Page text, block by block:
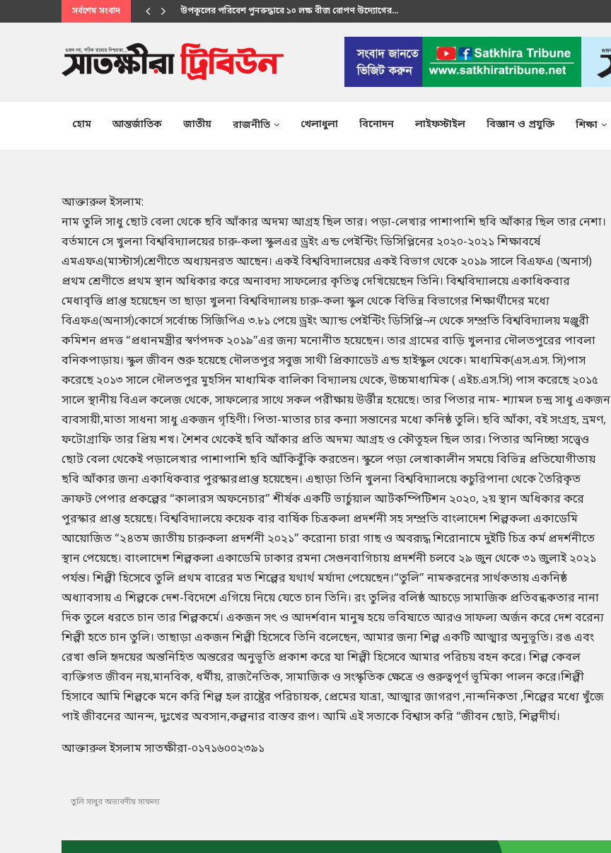
সর্বশেষ সংবাদ মানবিক সেবায় উপকূলবাসীর আস্থার প্রতীক এস এম শাকির...
হোম আন্তর্জাতিক জাতীয় রাজনীতি খেলাধুলা বিনোদন লাইফস্টাইল বিজ্ঞান ও প্রযুক্তি শিক্ষা
আক্তারুল ইসলাম:
নাম তুলি সাধু ছোট বেলা থেকে ছবি আঁকার অদম্য আগ্রহ ছিল তার। পড়া-লেখার পাশাপাশি ছবি আঁকার ছিল তার নেশা।
বর্তমানে সে খুলনা বিশ্ববিদ্যালয়ের চারু-কলা স্কুলএর ড্রইং এন্ড পেইন্টিং ডিসিপ্লিনের ২০২০-২০২১ শিক্ষাবর্ষে
এমএফএ(মাস্টার্স)শ্রেণীতে অধ্যয়নরত আছেন। একই বিশ্ববিদ্যালয়ের একই বিভাগ থেকে ২০১৯ সালে বিএফএ (অনার্স)
প্রথম শ্রেণীতে প্রথম স্থান অধিকার করে অনাবদ্য সাফল্যের কৃতিত্ব দেখিয়েছেন তিনি। বিশ্ববিদ্যালয়ে একাধিকবার
মেধাবৃত্তি প্রাপ্ত হয়েছেন তা ছাড়া খুলনা বিশ্ববিদ্যালয় চারু-কলা স্কুল থেকে বিভিন্ন বিভাগের শিক্ষার্থীদের মধ্যে
বিএফএ(অনার্স)কোর্সে সর্বোচ্চ সিজিপিএ ৩.৮১ পেয়ে ড্রইং অ্যান্ড পেইন্টিং ডিসিপ্লি¬ন থেকে সম্প্রতি বিশ্ববিদ্যালয় মঞ্জুরী
কমিশন প্রদত্ত “প্রধানমন্ত্রীর স্বর্ণপদক ২০১৯”এর জন্য মনোনীত হয়েছেন। তার গ্রামের বাড়ি খুলনার দৌলতপুরের পাবলা
বনিকপাড়ায়। স্কুল জীবন শুরু হয়েছে দৌলতপুর সবুজ সাথী প্রিক্যাডেট এন্ড হাইস্কুল থেকে। মাধ্যমিক(এস.এস. সি)পাস
করেছে ২০১৩ সালে দৌলতপুর মুহসিন মাধ্যমিক বালিকা বিদ্যালয় থেকে, উচ্চমাধ্যমিক ( এইচ.এস.সি) পাস করেছে ২০১৫
সালে স্থানীয় বিএল কলেজ থেকে, সাফল্যের সাথে সকল পরীক্ষায় উর্ত্তীন্ন হয়েছে। তার পিতার নাম- শ্যামল চন্দ্র সাধু একজন
ব্যবসায়ী,মাতা সাধনা সাধু একজন গৃহিণী। পিতা-মাতার চার কন্যা সন্তানের মধ্যে কনিষ্ঠ তুলি। ছবি আঁকা, বই সংগ্রহ, ভ্রমণ,
ফটোগ্রাফি তার প্রিয় শখ। শৈশব থেকেই ছবি আঁকার প্রতি অদম্য আগ্রহ ও কৌতূহল ছিল তার। পিতার অনিচ্ছা সত্ত্বেও
ছোট বেলা থেকেই পড়ালেখার পাশাপাশি ছবি আঁকিবুঁকি করতেন। স্কুলে পড়া লেখাকালীন সময়ে বিভিন্ন প্রতিযোগীতায়
ছবি আঁকার জন্য একাধিকবার পুরস্কারপ্রাপ্ত হয়েছেন। এছাড়া তিনি খুলনা বিশ্ববিদ্যালয়ে কচুরিপানা থেকে তৈরিকৃত
ক্রাফট পেপার প্রকল্পের “কালারস অফনেচার” শীর্ষক একটি ভার্চুয়াল আর্টকম্পিটিশন ২০২০, ২য় স্থান অধিকার করে
পুরস্কার প্রাপ্ত হয়েছে। বিশ্ববিদ্যালয়ে কয়েক বার বার্ষিক চিত্রকলা প্রদর্শনী সহ সম্প্রতি বাংলাদেশ শিল্পকলা একাডেমি
আয়োজিত “২৪তম জাতীয় চারুকলা প্রদর্শনী ২০২১” করোনা চারা গাছ ও অবরূদ্ধ শিরোনামে দুইটি চিত্র কর্ম প্রদর্শনীতে
স্থান পেয়েছে। বাংলাদেশ শিল্পকলা একাডেমি ঢাকার রমনা সেগুনবাগিচায় প্রদর্শনী চলবে ২৯ জুন থেকে ৩১ জুলাই ২০২১
পর্যন্ত। শিল্পী হিসেবে তুলি প্রথম বারের মত শিল্পের যথার্থ মর্যাদা পেয়েছেন।“তুলি” নামকরনের সার্থকতায় একনিষ্ঠ
অধ্যাবসায় এ শিল্পকে দেশ-বিদেশে এগিয়ে নিয়ে যেতে চান তিনি। রং তুলির বলিষ্ঠ আচড়ে সামাজিক প্রতিবন্ধকতার নানা
দিক তুলে ধরতে চান তার শিল্পকর্মে। একজন সৎ ও আদর্শবান মানুষ হয়ে ভবিষ্যতে আরও সাফল্য অর্জন করে দেশ বরেন্য
শিল্পী হতে চান তুলি। তাছাড়া একজন শিল্পী হিসেবে তিনি বলেছেন, আমার জন্য শিল্প একটি আত্মার অনুভূতি। রঙ এবং
রেখা গুলি হৃদয়ের অন্তনিহিত অন্তরের অনুভূতি প্রকাশ করে যা শিল্পী হিসেবে আমার পরিচয় বহন করে। শিল্প কেবল
ব্যক্তিগত জীবন নয়,মানবিক, ধর্মীয়়, রাজনৈতিক, সামাজিক ও সংস্কৃতিক ক্ষেত্রে ও গুরুত্বপূর্ণ ভূমিকা পালন করে।শিল্পী
হিসাবে আমি শিল্পকে মনে করি শিল্প হল রাষ্ট্রের পরিচায়ক, প্রেমের যাত্রা, আত্মার জাগরণ ,নান্দনিকতা ,শিল্পের মধ্যে খুঁজে
পাই জীবনের আনন্দ, দুঃখের অবসান,কল্পনার বাস্তব রূপ। আমি এই সত্যকে বিশ্বাস করি “জীবন ছোট, শিল্পদীর্ঘ।
আক্তারুল ইসলাম সাতক্ষীরা-০১৭১৬০০২৩৯১
তুলি সাধুর অভাবনীয় সাফল্য